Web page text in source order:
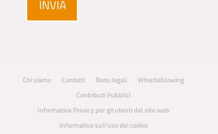
Chi siamo Contatti Note legali
Whistleblowing
Contributi Pubblici
Informativa Privacy per gli utenti del sito web
Informativa sull’uso dei cookie